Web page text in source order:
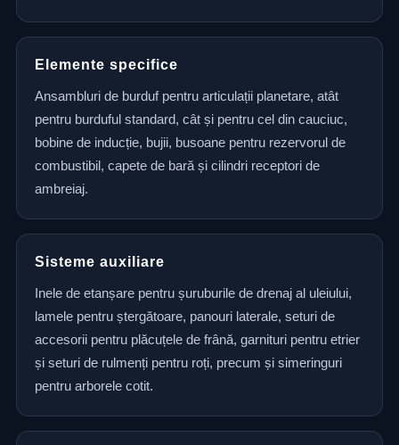
Elemente specifice
Ansambluri de burduf pentru articulații planetare, atât
pentru burduful standard, cât și pentru cel din cauciuc,
bobine de inducție, bujii, busoane pentru rezervorul de
combustibil, capete de bară și cilindri receptori de
ambreiaj.
Sisteme auxiliare
Inele de etanșare pentru șuruburile de drenaj al uleiului,
lamele pentru ștergătoare, panouri laterale, seturi de
accesorii pentru plăcuțele de frână, garnituri pentru etrier
și seturi de rulmenți pentru roți, precum și simeringuri
pentru arborele cotit.